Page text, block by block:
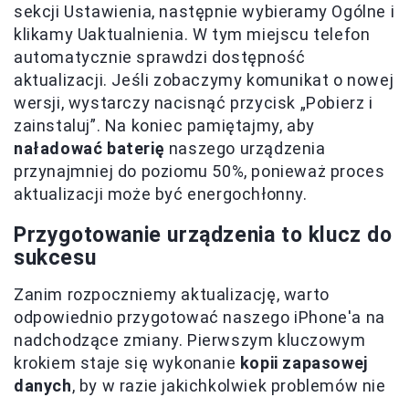
sekcji Ustawienia, następnie wybieramy Ogólne i
klikamy Uaktualnienia. W tym miejscu telefon
automatycznie sprawdzi dostępność
aktualizacji. Jeśli zobaczymy komunikat o nowej
wersji, wystarczy nacisnąć przycisk „Pobierz i
zainstaluj”. Na koniec pamiętajmy, aby
naładować baterię naszego urządzenia
przynajmniej do poziomu 50%, ponieważ proces
aktualizacji może być energochłonny.
Przygotowanie urządzenia to klucz do
sukcesu
Zanim rozpoczniemy aktualizację, warto
odpowiednio przygotować naszego iPhone'a na
nadchodzące zmiany. Pierwszym kluczowym
krokiem staje się wykonanie kopii zapasowej
danych, by w razie jakichkolwiek problemów nie